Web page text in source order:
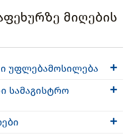
მიღების
უფლებამოსილება
სამაგისტრო